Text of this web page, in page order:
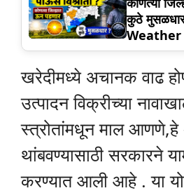
कुठे
Weather
खरेदीमध्ये अचानक वाढ
उत्पादन विक्रीच्या
स्त्रोतांमधून माल
थांबवण्यासाठी सरकारने
करण्यात आली आहे . या